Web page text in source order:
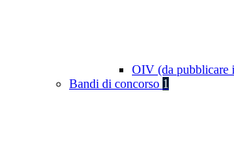
OIV (da pubblicare
Bandi di concorso 1